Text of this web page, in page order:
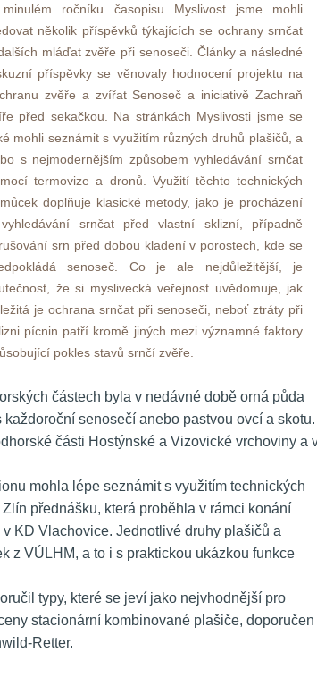
ročníku časopisu Myslivost jsme mohli
několik příspěvků týkajících se ochrany srnčat
mláďat zvěře při senoseči. Články a následné
příspěvky se věnovaly hodnocení projektu na
zvěře a zvířat Senoseč a iniciativě Zachraň
před sekačkou. Na stránkách Myslivosti jsme se
mohli seznámit s využitím různých druhů plašičů, a
s nejmodernějším způsobem vyhledávání srnčat
termovize a dronů. Využití těchto technických
doplňuje klasické metody, jako je procházení
srnčat před vlastní sklizní, případně
srn před dobou kladení v porostech, kde se
senoseč. Co je ale nejdůležitější, je
že si myslivecká veřejnost uvědomuje, jak
je ochrana srnčat při senoseči, neboť ztráty při
pícnin patří kromě jiných mezi významné faktory
pokles stavů srnčí zvěře.
částech byla v nedávné době orná půda
senosečí anebo pastvou ovcí a skotu.
části Hostýnské a Vizovické vrchoviny a
mohla lépe seznámit s využitím technických
přednášku, která proběhla v rámci konání
KD Vlachovice. Jednotlivé druhy plašičů a
z VÚLHM, a to i s praktickou ukázkou funkce
typy, které se jeví jako nejvhodnější pro
stacionární kombinované plašiče, doporučen
Retter.